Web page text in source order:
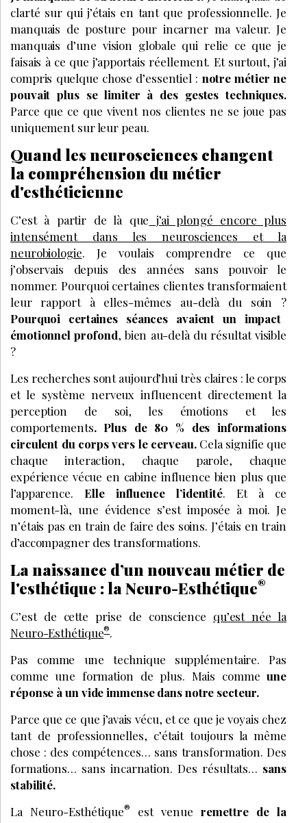
clarté sur qui j’étais en tant que professionnelle. Je
manquais de posture pour incarner ma valeur. Je
manquais d’une vision globale qui relie ce que je
faisais à ce que j’apportais réellement. Et surtout, j’ai
compris quelque chose d’essentiel : notre métier ne
pouvait plus se limiter à des gestes techniques.
Parce que ce que vivent nos clientes ne se joue pas
uniquement sur leur peau.
Quand les neurosciences changent
la compréhension du métier
d'esthéticienne
C’est à partir de là que j’ai plongé encore plus
intensément dans les neurosciences et la
neurobiologie. Je voulais comprendre ce que
j’observais depuis des années sans pouvoir le
nommer. Pourquoi certaines clientes transformaient
leur rapport à elles-mêmes au-delà du soin ?
Pourquoi certaines séances avaient un impact
émotionnel profond, bien au-delà du résultat visible
?
Les recherches sont aujourd’hui très claires : le corps
et le système nerveux influencent directement la
perception de soi, les émotions et les
comportements. Plus de 80 % des informations
circulent du corps vers le cerveau.Cela signifie que
chaque interaction, chaque parole, chaque
expérience vécue en cabine influence bien plus que
l’apparence. Elle influence l’identité. Et à ce
moment-là, une évidence s’est imposée à moi. Je
n’étais pas en train de faire des soins. J’étais en train
d’accompagner des transformations.
La naissance d’un nouveau métier de
l'esthétique : la Neuro-Esthétique®
C’est de cette prise de conscience qu’est née la
Neuro-Esthétique®.
Pas comme une technique supplémentaire. Pas
comme une formation de plus. Mais commeune
réponse à un vide immense dans notre secteur.
Parce que ce que j’avais vécu, et ce que je voyais chez
tant de professionnelles, c’était toujours la même
chose : des compétences… sans transformation. Des
formations… sans incarnation. Des résultats… sans
stabilité.
La Neuro-Esthétique® est venueremettre de la